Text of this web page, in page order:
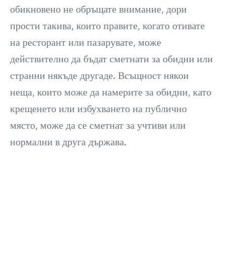
обикновено не обръщате внимание, дори
прости такива, които правите, когато отивате
на ресторант или пазарувате, може
действително да бъдат сметнати за обидни или
странни някъде другаде. Всъщност някои
неща, които може да намерите за обидни, като
крещенето или избухването на публично
място, може да се сметнат за учтиви или
нормални в друга държава.